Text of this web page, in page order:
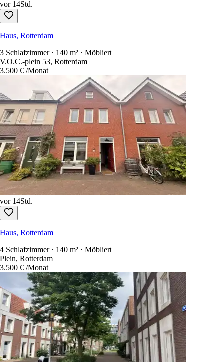
vor 14Std.
Haus, Rotterdam
3 Schlafzimmer · 140 m² · Möbliert
V.O.C.-plein 53, Rotterdam
3.500 € /Monat
vor 14Std.
Haus, Rotterdam
4 Schlafzimmer · 140 m² · Möbliert
Plein, Rotterdam
3.500 € /Monat